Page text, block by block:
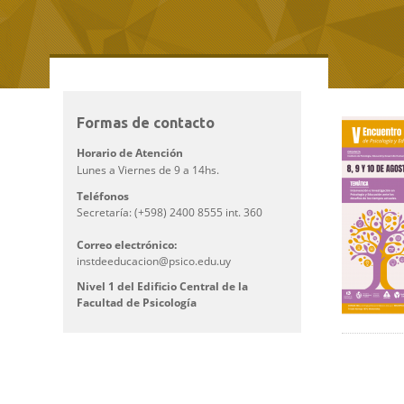
Formas de contacto
Horario de Atención
Lunes a Viernes de 9 a 14hs.
Teléfonos
Secretaría: (+598) 2400 8555 int. 360
Correo electrónico:
instdeeducacion@psico.edu.uy
Nivel 1 del Edificio Central de la
Facultad de Psicología
Imagen